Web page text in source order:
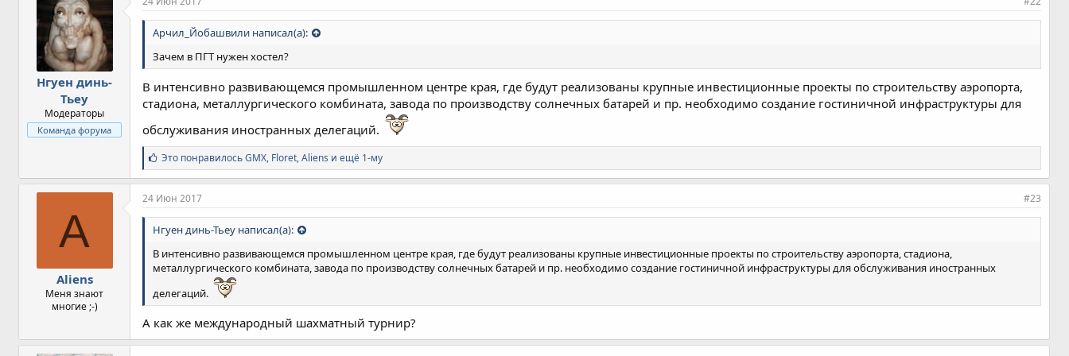
Нгуен динь-
Тьеу
Модераторы
Команда форума
Арчил_Йобашвили написал(а):
Зачем в ПГТ нужен хостел?
В интенсивно развивающемся промышленном центре края, где будут реализованы крупные инвестиционные проекты по строительству аэропорта,
стадиона, металлургического комбината, завода по производству солнечных батарей и пр. необходимо создание гостиничной инфраструктуры для
обслуживания иностранных делегаций.
С
и
м
п
т
и
:
Это понравилосьGMX, Floret,Aliens и ещё 1-му
A
Aliens
Меня знают
многие ;-)
24 Июн 2017 #23
Нгуен динь-Тьеу написал(а):
В интенсивно развивающемся промышленном центре края, где будут реализованы крупные инвестиционные проекты по строительству аэропорта, стадиона,
металлургического комбината, завода по производству солнечных батарей и пр. необходимо создание гостиничной инфраструктуры для обслуживания иностранных
делегаций.
А как же международный шахматный турнир?